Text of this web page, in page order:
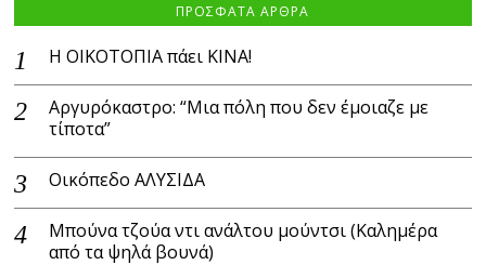
ΠΡΟΣΦΑΤΑ ΑΡΘΡΑ
Η ΟΙΚΟΤΟΠΙΑ πάει ΚΙΝΑ!
Αργυρόκαστρο: “Μια πόλη που δεν έμοιαζε με
τίποτα”
Οικόπεδο ΑΛΥΣΙΔΑ
Μπούνα τζούα ντι ανάλτου μούντσι (Καλημέρα
από τα ψηλά βουνά)